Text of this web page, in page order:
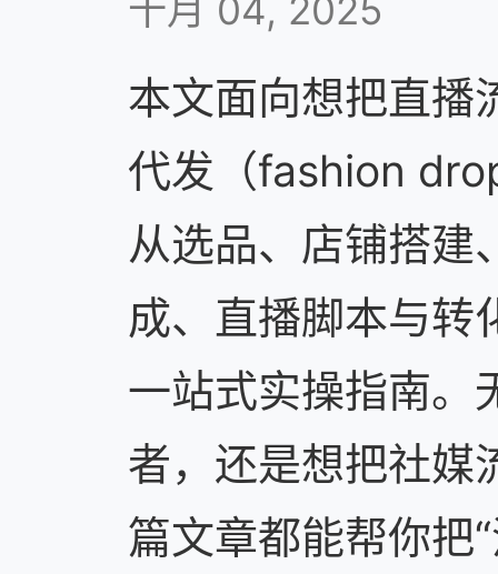
十月 04, 2025
本文面向想把直播
代发（fashion
从选品、店铺搭
成、直播脚本与转
一站式实操指南。
者，还是想把社媒
篇文章都能帮你把